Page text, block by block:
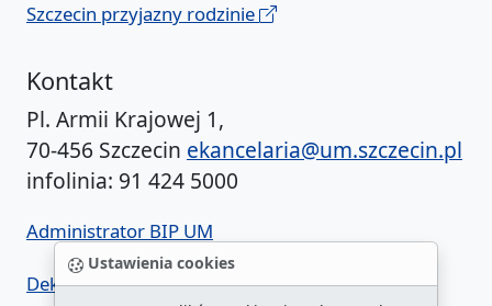
Ustawienia cookies
Szczecin przyjazny rodzinie
Kontakt
Pl. Armii Krajowej 1,
70-456 Szczecin ekancelaria@um.szczecin.pl
infolinia: 91 424 5000
Administrator BIP UM
Deklaracja dostępności